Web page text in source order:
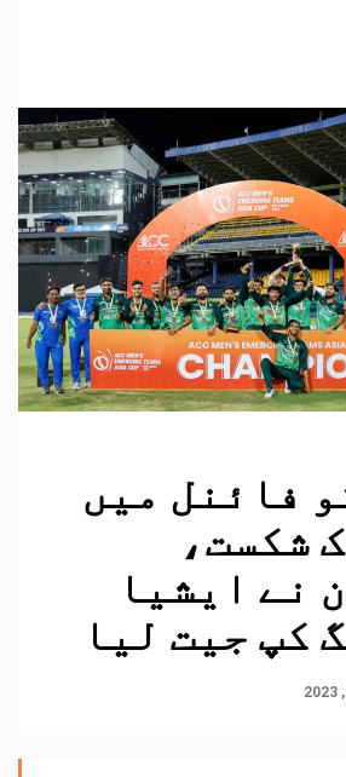
فائنل میں
شکست،
نے ایشیا
کپ جیت لیا